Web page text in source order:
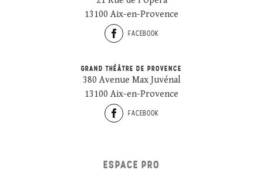
13100 Aix-en-Provence
FACEBOOK
GRAND THÉÂTRE DE PROVENCE
380 Avenue Max Juvénal
13100 Aix-en-Provence
FACEBOOK
ESPACE PRO